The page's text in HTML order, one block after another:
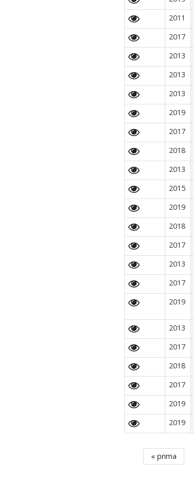
2011
2017
2013
2013
2013
2019
2017
2018
2013
2015
2019
2018
2017
2013
2017
2019
2013
2017
2018
2017
2019
2019
Pagine
« prima